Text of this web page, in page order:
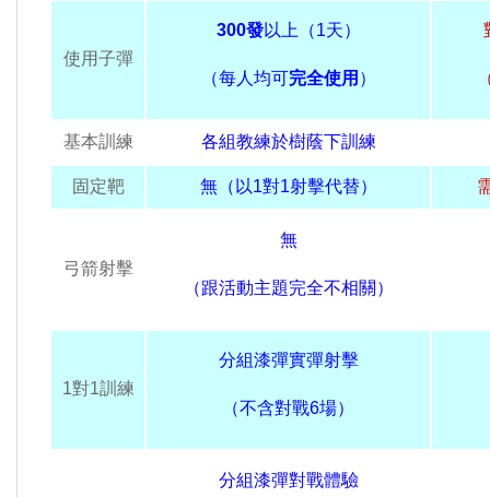
使用子彈
300發以上（1天）
（每人均可完全使用 ）
基本訓練 各組教練於樹蔭下訓練
固定靶 無（以1對1射擊代替）
弓箭射擊
無
（跟活動主題完全不相關）
1對1訓練
分組漆彈實彈射擊
（不含對戰6場）
分組漆彈對戰體驗